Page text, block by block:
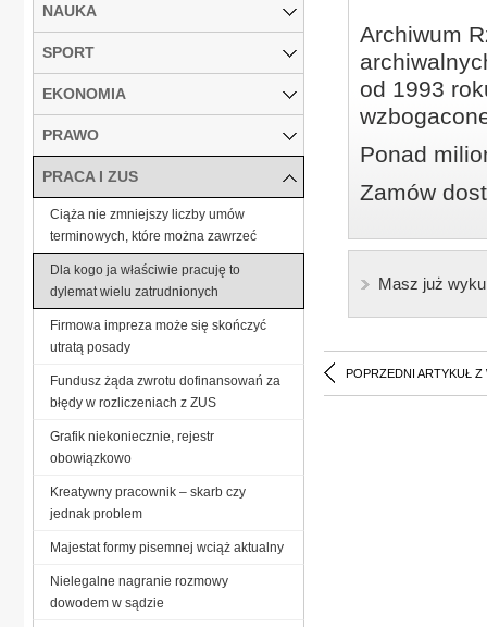
Archiwum
od 1993
Ponad
Zamów
Masz już
POPRZEDNI ARTYKUŁ Z
NAUKA
SPORT
EKONOMIA
PRAWO
PRACA I ZUS
Ciąża nie zmniejszy liczby umów
terminowych, które można zawrzeć
Dla kogo ja właściwie pracuję to
dylemat wielu zatrudnionych
Firmowa impreza może się skończyć
utratą posady
Fundusz żąda zwrotu dofinansowań za
błędy w rozliczeniach z ZUS
Grafik niekoniecznie, rejestr
obowiązkowo
Kreatywny pracownik – skarb czy
jednak problem
Majestat formy pisemnej wciąż aktualny
Nielegalne nagranie rozmowy
dowodem w sądzie